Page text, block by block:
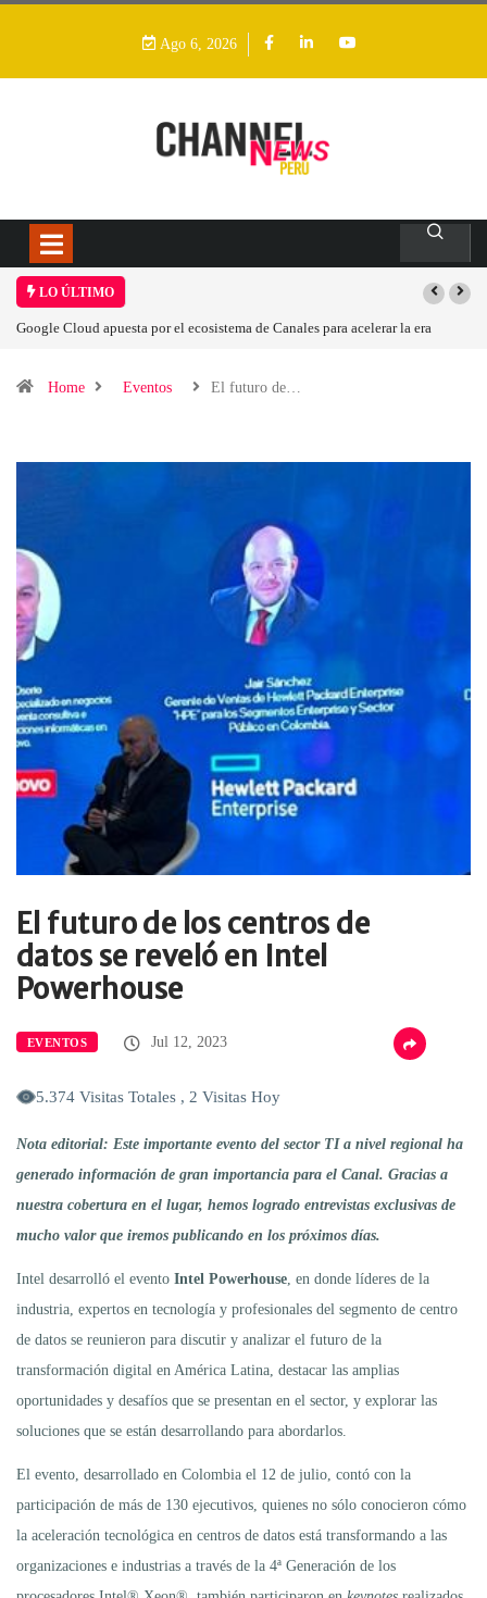
Ago 6, 2026
LO ÚLTIMO
Las causas del impulso al alza en el precio de las placas base
Home Eventos El futuro de…
El futuro de los centros de
datos se reveló en Intel
Powerhouse
EVENTOS Jul 12, 2023
5.374 Visitas Totales , 2 Visitas Hoy
Nota editorial: Este importante evento del sector TI a nivel regional ha
generado información de gran importancia para el Canal. Gracias a
nuestra cobertura en el lugar, hemos logrado entrevistas exclusivas de
mucho valor que iremos publicando en los próximos días.
Intel desarrolló el evento Intel Powerhouse , en donde líderes de la
industria, expertos en tecnología y profesionales del segmento de centro
de datos se reunieron para discutir y analizar el futuro de la
transformación digital en América Latina, destacar las amplias
oportunidades y desafíos que se presentan en el sector, y explorar las
soluciones que se están desarrollando para abordarlos.
El evento, desarrollado en Colombia el 12 de julio, contó con la
participación de más de 130 ejecutivos, quienes no sólo conocieron cómo
la aceleración tecnológica en centros de datos está transformando a las
organizaciones e industrias a través de la 4ª Generación de los